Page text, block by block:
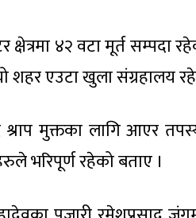
४२ वटा मूर्त सम्पदा
शहर एउटा खुला संग्रहालय
श्राप मुक्तका लागि आएर
भरिपूर्ण रहेको बताए ।